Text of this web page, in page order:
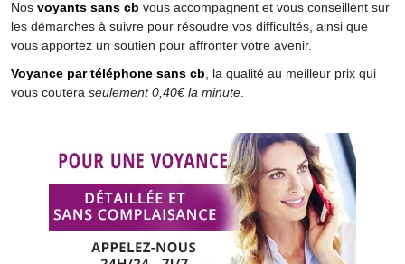
Nos voyants sans cb vous accompagnent et vous conseillent sur
les démarches à suivre pour résoudre vos difficultés, ainsi que
vous apportez un soutien pour affronter votre avenir.
Voyance par téléphone sans cb, la qualité au meilleur prix qui
vous coutera seulement 0,40€ la minute.